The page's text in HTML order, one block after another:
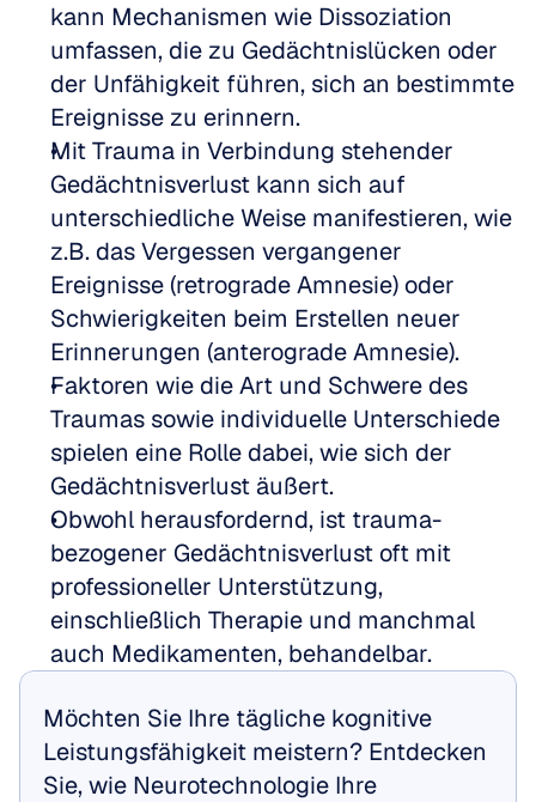
kann Mechanismen wie Dissoziation
umfassen, die zu Gedächtnislücken oder
der Unfähigkeit führen, sich an bestimmte
Ereignisse zu erinnern.
Mit Trauma in Verbindung stehender
Gedächtnisverlust kann sich auf
unterschiedliche Weise manifestieren, wie
z.B. das Vergessen vergangener
Ereignisse (retrograde Amnesie) oder
Schwierigkeiten beim Erstellen neuer
Erinnerungen (anterograde Amnesie).
Faktoren wie die Art und Schwere des
Traumas sowie individuelle Unterschiede
spielen eine Rolle dabei, wie sich der
Gedächtnisverlust äußert.
Obwohl herausfordernd, ist trauma-
bezogener Gedächtnisverlust oft mit
professioneller Unterstützung,
einschließlich Therapie und manchmal
auch Medikamenten, behandelbar.
Möchten Sie Ihre tägliche kognitive
Leistungsfähigkeit meistern? Entdecken
Sie, wie Neurotechnologie Ihre